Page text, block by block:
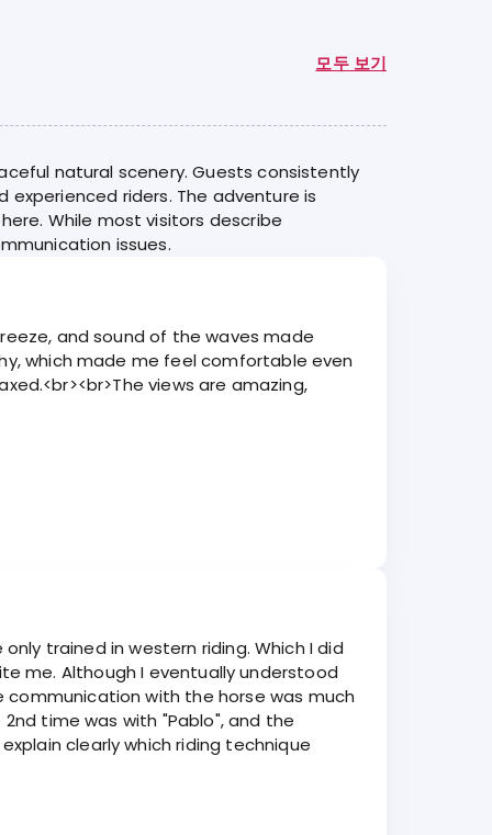
모두 보기
natural scenery. Guests consistently
riders. The adventure is
While most visitors describe
issues.
and sound of the waves made
which made me feel comfortable even
views are amazing,
trained in western riding. Which I did
me. Although I eventually understood
with the horse was much
time was with "Pablo", and the
clearly which riding technique